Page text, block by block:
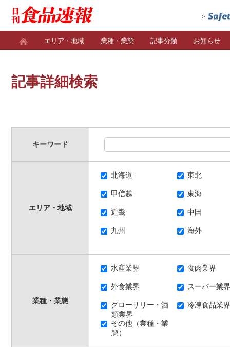
エリア・地域 業種・業態 記事分類 お知らせ
記事詳細検索
キーワード
エリア・地域
北海道 東北
甲信越 東海
近畿 中国
九州 海外
業種・業態
水産業界 食肉業界
外食業界 スーパー業界
グローサリー・酒
類業界
冷凍食品業界
その他（業種・業
態）